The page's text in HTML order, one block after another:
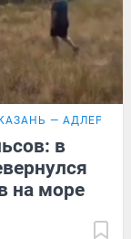
— АДЛЕР
в
на море